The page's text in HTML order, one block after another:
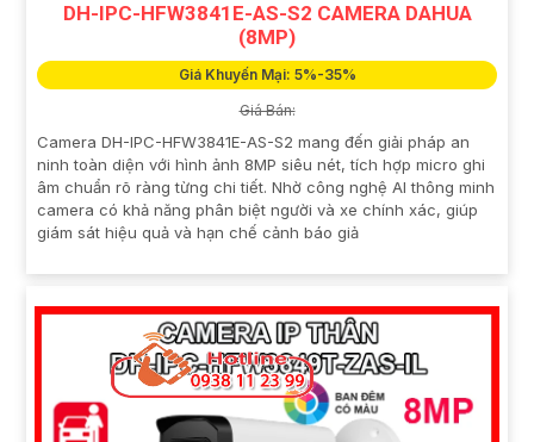
DH-IPC-HFW3841E-AS-S2 CAMERA DAHUA
(8MP)
Giá Khuyến Mại: 5%-35%
Giá Bán:
Camera DH-IPC-HFW3841E-AS-S2 mang đến giải pháp an
ninh toàn diện với hình ảnh 8MP siêu nét, tích hợp micro ghi
âm chuẩn rõ ràng từng chi tiết. Nhờ công nghệ AI thông minh
camera có khả năng phân biệt người và xe chính xác, giúp
giám sát hiệu quả và hạn chế cảnh báo giả